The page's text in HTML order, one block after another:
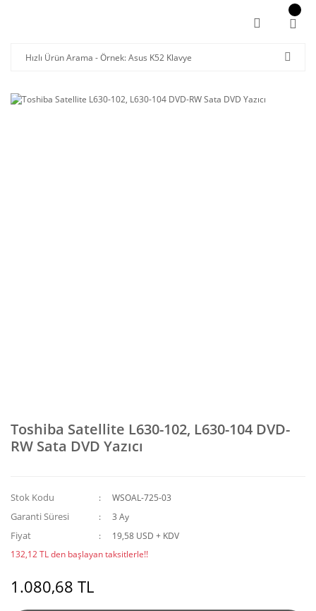
Toshiba Satellite L630-102, L630-104 DVD-
RW Sata DVD Yazıcı
Stok Kodu WSOAL-725-03
Garanti Süresi 3 Ay
Fiyat
19,58 USD + KDV
132,12 TL den başlayan taksitlerle!!
1.080,68 TL